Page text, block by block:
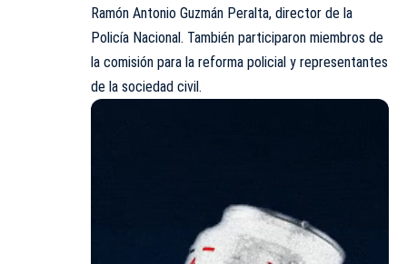
Ramón Antonio Guzmán Peralta, director de la
Policía Nacional. También participaron miembros de
la comisión para la reforma policial y representantes
de la sociedad civil.